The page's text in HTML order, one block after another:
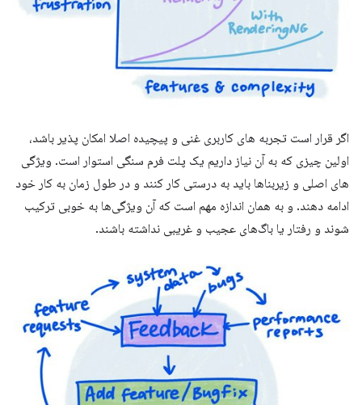
اگر قرار است تجربه های کاربری غنی و پیچیده اصلا امکان پذیر باشد،
اولین چیزی که به آن نیاز داریم یک پلت فرم سنگی استوار است. ویژگی
های اصلی و زیربناها باید به درستی کار کنند و در طول زمان به کار خود
ادامه دهند. و به همان اندازه مهم است که آن ویژگی‌ها به خوبی ترکیب
شوند و رفتار یا باگ‌های عجیب و غریبی نداشته باشند.